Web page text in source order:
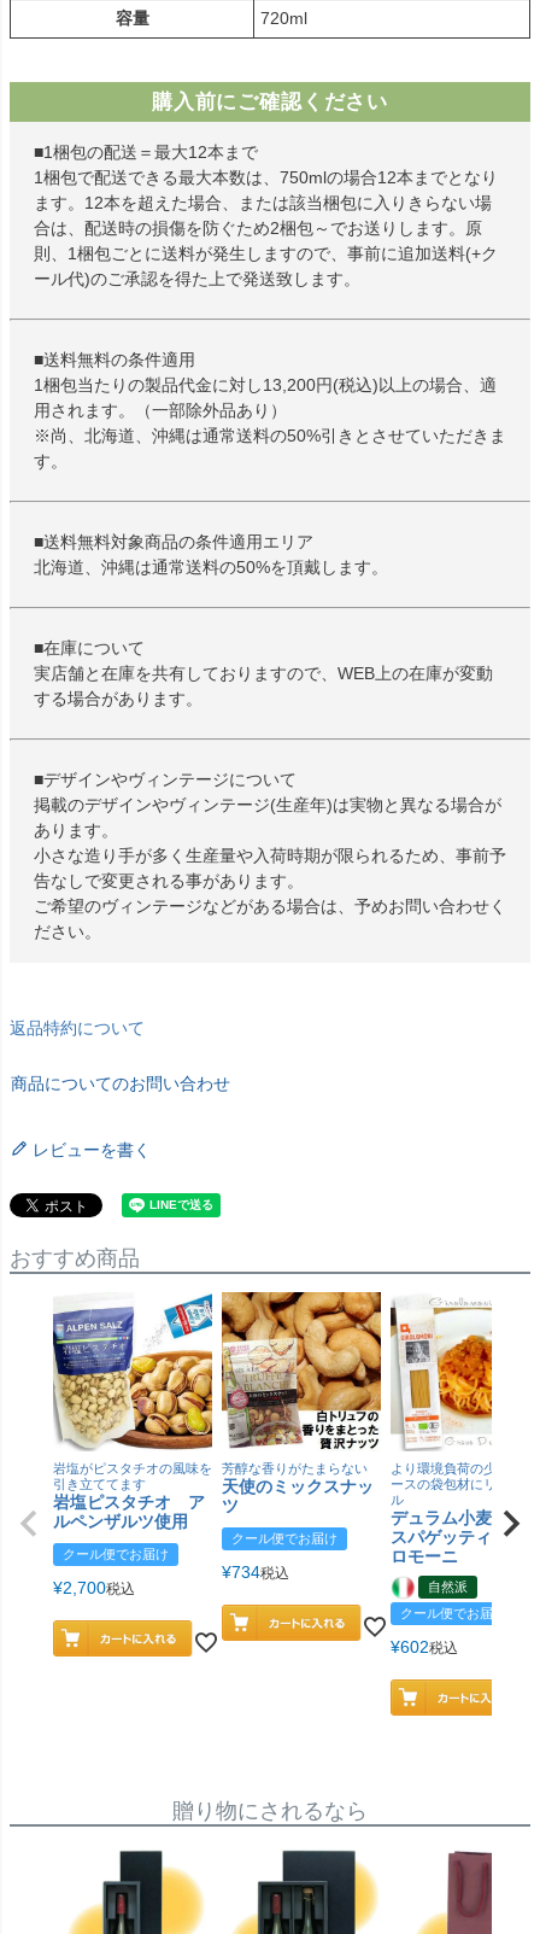
容量
720ml
購入前にご確認ください
■1梱包の配送＝最大12本まで
1梱包で配送できる最大本数は、750mlの場合12本までとなり
ます。12本を超えた場合、または該当梱包に入りきらない場
合は、配送時の損傷を防ぐため2梱包～でお送りします。原
則、1梱包ごとに送料が発生しますので、事前に追加送料(+ク
ール代)のご承認を得た上で発送致します。
■送料無料の条件適用
1梱包当たりの製品代金に対し13,200円(税込)以上の場合、適
用されます。（一部除外品あり）
※尚、北海道、沖縄は通常送料の50%引きとさせていただきま
す。
■送料無料対象商品の条件適用エリア
北海道、沖縄は通常送料の50%を頂戴します。
■在庫について
実店舗と在庫を共有しておりますので、WEB上の在庫が変動
する場合があります。
■デザインやヴィンテージについて
掲載のデザインやヴィンテージ(生産年)は実物と異なる場合が
あります。
小さな造り手が多く生産量や入荷時期が限られるため、事前予
告なしで変更される事があります。
ご希望のヴィンテージなどがある場合は、予めお問い合わせく
ださい。
返品特約について
商品についてのお問い合わせ
レビューを書く
おすすめ商品
岩塩がピスタチオの風味を
引き立ててます
岩塩ピスタチオ ア
ルペンザルツ使用
クール便でお届け
¥2,700税込
芳醇な香りがたまらない
天使のミックスナッ
ツ
クール便でお届け
¥734税込
より環境負荷の少ない紙
ースの袋包材にリニュー
ル
デュラム小麦 有
スパゲッティ／ジ
ロモーニ
自然派
クール便でお届け
¥602税込
贈り物にされるなら